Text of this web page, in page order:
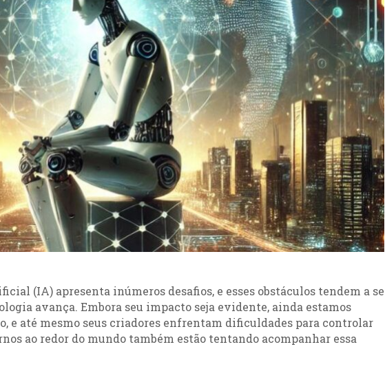
(IA) apresenta inúmeros desafios, e esses obstáculos tendem a se
avança. Embora seu impacto seja evidente, ainda estamos
e até mesmo seus criadores enfrentam dificuldades para controlar
ao redor do mundo também estão tentando acompanhar essa